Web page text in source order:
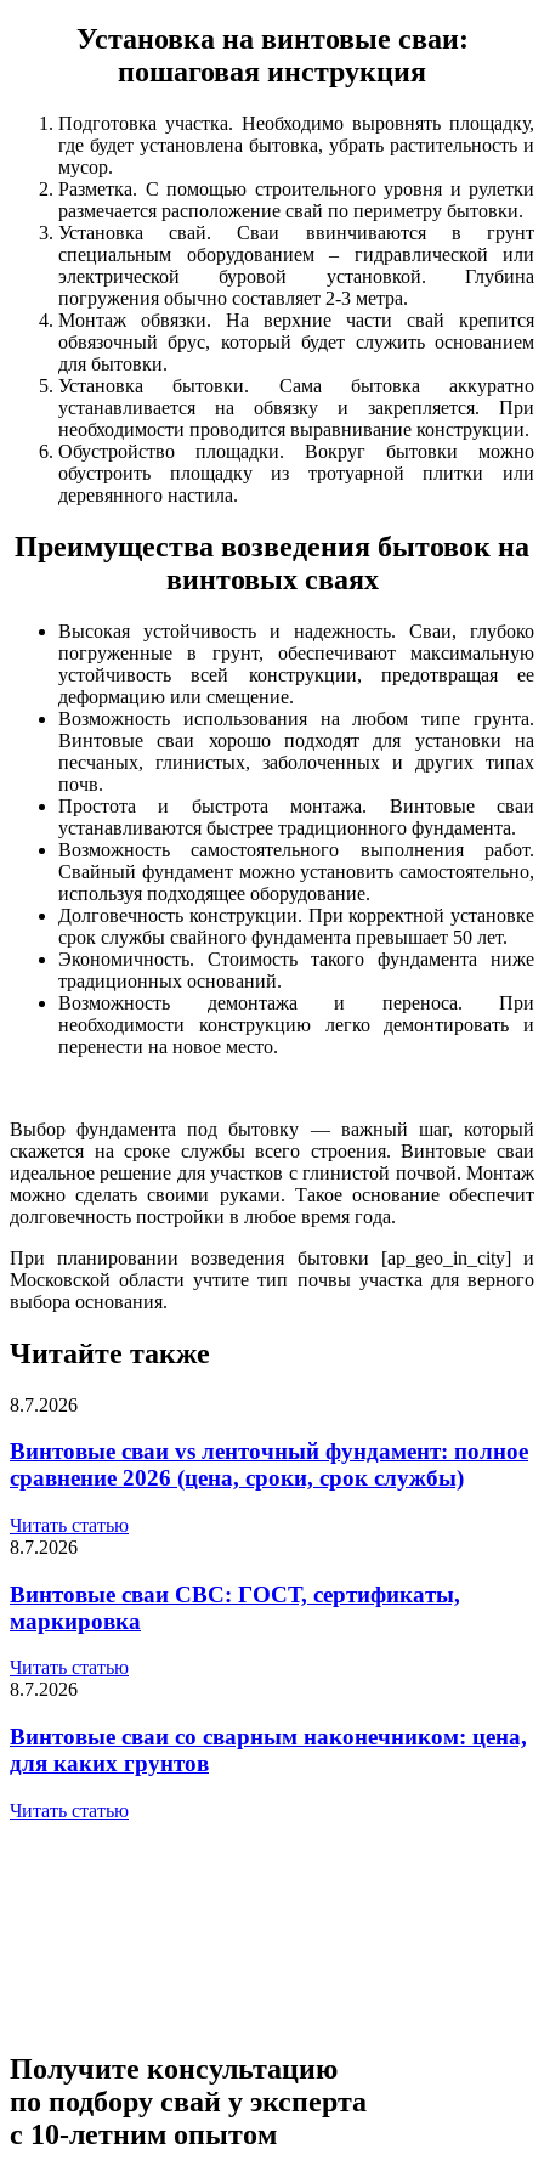
Установка на винтовые сваи:
пошаговая инструкция
Подготовка участка. Необходимо выровнять площадку,
где будет установлена бытовка, убрать растительность и
мусор.
Разметка. С помощью строительного уровня и рулетки
размечается расположение свай по периметру бытовки.
Установка свай. Сваи ввинчиваются в грунт
специальным оборудованием – гидравлической или
электрической буровой установкой. Глубина
погружения обычно составляет 2-3 метра.
Монтаж обвязки. На верхние части свай крепится
обвязочный брус, который будет служить основанием
для бытовки.
Установка бытовки. Сама бытовка аккуратно
устанавливается на обвязку и закрепляется. При
необходимости проводится выравнивание конструкции.
Обустройство площадки. Вокруг бытовки можно
обустроить площадку из тротуарной плитки или
деревянного настила.
Преимущества возведения бытовок на
винтовых сваях
Высокая устойчивость и надежность. Сваи, глубоко
погруженные в грунт, обеспечивают максимальную
устойчивость всей конструкции, предотвращая ее
деформацию или смещение.
Возможность использования на любом типе грунта.
Винтовые сваи хорошо подходят для установки на
песчаных, глинистых, заболоченных и других типах
почв.
Простота и быстрота монтажа. Винтовые сваи
устанавливаются быстрее традиционного фундамента.
Возможность самостоятельного выполнения работ.
Свайный фундамент можно установить самостоятельно,
используя подходящее оборудование.
Долговечность конструкции. При корректной установке
срок службы свайного фундамента превышает 50 лет.
Экономичность. Стоимость такого фундамента ниже
традиционных оснований.
Возможность демонтажа и переноса. При
необходимости конструкцию легко демонтировать и
перенести на новое место.
Выбор фундамента под бытовку — важный шаг, который
скажется на сроке службы всего строения. Винтовые сваи
идеальное решение для участков с глинистой почвой. Монтаж
можно сделать своими руками. Такое основание обеспечит
долговечность постройки в любое время года.
При планировании возведения бытовки [ap_geo_in_city] и
Московской области учтите тип почвы участка для верного
выбора основания.
Читайте также
8.7.2026
Винтовые сваи vs ленточный фундамент: полное
сравнение 2026 (цена, сроки, срок службы)
Читать статью
8.7.2026
Винтовые сваи СВС: ГОСТ, сертификаты,
маркировка
Читать статью
8.7.2026
Винтовые сваи со сварным наконечником: цена,
для каких грунтов
Читать статью
Получите консультацию
по подбору свай у эксперта
с 10-летним опытом